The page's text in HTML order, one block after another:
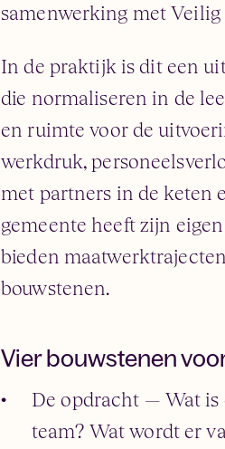
samenwerking met
In de praktijk is dit een
die normaliseren in de
en ruimte voor de
werkdruk,
met partners in de keten
gemeente heeft zijn
bieden
bouwstenen.
Vier bouwstenen
De opdracht — Wat is
team? Wat wordt er